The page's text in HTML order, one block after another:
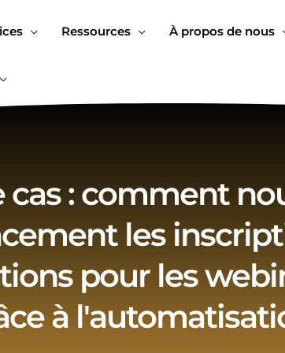
Ressources À propos de nous
cas : comment
les
pour les
à